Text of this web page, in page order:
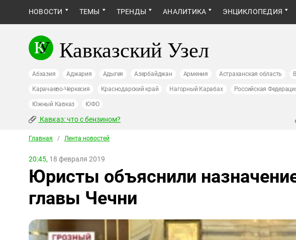
НОВОСТИ ТЕМЫ ТРЕНДЫ АНАЛИТИКА ЭНЦИКЛОПЕДИЯ
Кавказский Узел
Абхазия Аджария Адыгея Азербайджан Армения Астраханская область
Карачаево-Черкесия Краснодарский край Нагорный Карабах Российская
Южный Кавказ ЮФО
Кавказ: что с бензином?
Главная / Лента новостей
20:45, 18 февраля 2019
Юристы объяснили
главы Чечни